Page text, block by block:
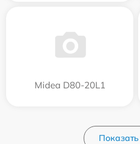
Midea D80-20L1